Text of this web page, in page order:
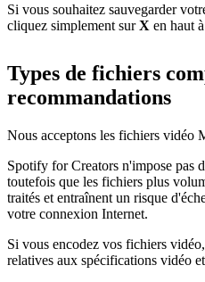
Si vous souhaitez sauvegarder
cliquez simplement surX en haut
Types de fichiers
recommandations
Nous acceptons les fichiers vidéo
Spotify for Creators n'impose pas
toutefois que les fichiers plus
traités et entraînent un risque
votre connexion Internet.
Si vous encodez vos fichiers
relatives aux spécifications vidéo